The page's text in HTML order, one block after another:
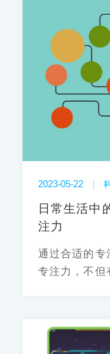
2023-05-22
日常生活中
注力
通过合适的专
专注力，不但